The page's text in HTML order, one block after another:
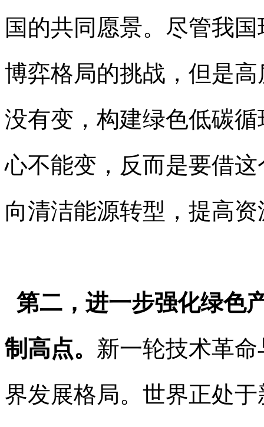
国的共同愿景。尽管我
博弈格局的挑战，但是
没有变，构建绿色低碳
心不能变，反而是要借
向清洁能源转型，提高
第二，进一步强化绿色
制高点。 新一轮技术革
界发展格局。世界正处